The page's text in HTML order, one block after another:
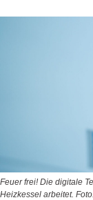
Feuer frei! Die digitale
Heizkessel arbeitet.